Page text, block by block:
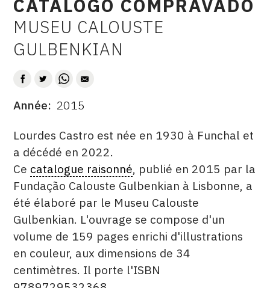
INSTAGRAM
FACEBOOK
TWITTER
PINTEREST
CATALOGO COMPRAVADO
AUTEUR
MUSEU CALOUSTE
GULBENKIAN
DATE
Année 2015
DESCRITPTION
Lourdes Castro est née en 1930 à Funchal et
a décédé en 2022.
Ce catalogue raisonné, publié en 2015 par la
Fundação Calouste Gulbenkian à Lisbonne, a
été élaboré par le Museu Calouste
Gulbenkian. L'ouvrage se compose d'un
volume de 159 pages enrichi d'illustrations
en couleur, aux dimensions de 34
centimètres. Il porte l'ISBN